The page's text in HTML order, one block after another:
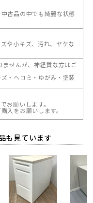
古品の中でも綺麗な状態
や小キズ、汚れ、ヤケな
ませんが、神経質な方はご
・ヘコミ・ゆがみ・塗装
お願いします。
入をお願いします。
も見ています